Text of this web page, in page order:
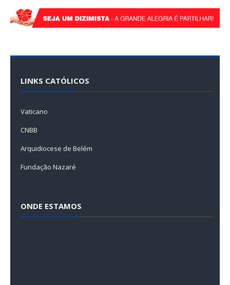
LINKS CATÓLICOS
Vaticano
CNBB
Arquidiocese de Belém
Fundação Nazaré
ONDE ESTAMOS